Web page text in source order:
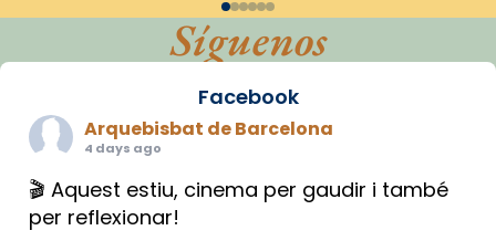
Síguenos
Facebook
Arquebisbat de Barcelona
4 days ago
🎬 Aquest estiu, cinema per gaudir i també
per reflexionar!